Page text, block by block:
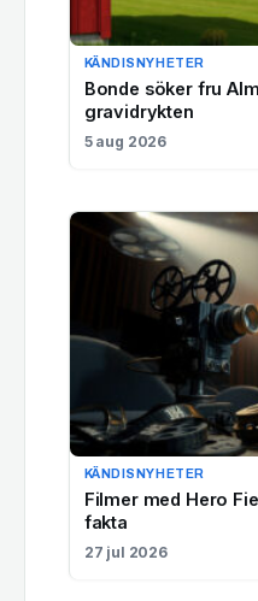
KÄNDISNYHETER
Bonde söker fru
gravidrykten
5 aug 2026
KÄNDISNYHETER
Filmer med Hero
fakta
27 jul 2026